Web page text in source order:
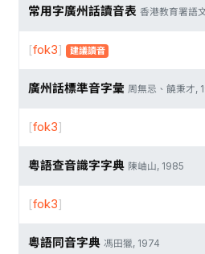
常用字廣州話讀音表 香港教育署語
[fok3] 建議讀音
廣州話標準音字彙 周無忌、饒秉才,
[fok3]
粵語查音識字字典 陳岫山, 1985
[fok3]
粵語同音字典 馮田獵, 1974